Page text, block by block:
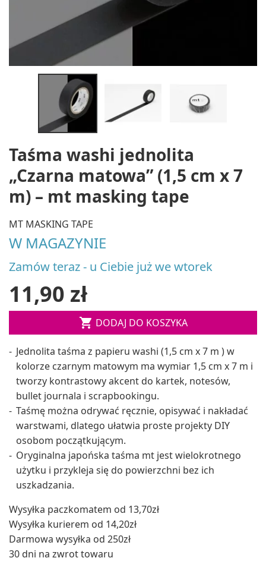
Taśma washi jednolita
„Czarna matowa” (1,5 cm x 7
m) – mt masking tape
MT MASKING TAPE
W MAGAZYNIE
Zamów teraz - u Ciebie już we wtorek
11,90 zł
 DODAJ DO KOSZYKA
Jednolita taśma z papieru washi (1,5 cm x 7 m ) w
kolorze czarnym matowym ma wymiar 1,5 cm x 7 m i
tworzy kontrastowy akcent do kartek, notesów,
bullet journala i scrapbookingu.
Taśmę można odrywać ręcznie, opisywać i nakładać
warstwami, dlatego ułatwia proste projekty DIY
osobom początkującym.
Oryginalna japońska taśma mt jest wielokrotnego
użytku i przykleja się do powierzchni bez ich
uszkadzania.
Wysyłka paczkomatem od 13,70zł
Wysyłka kurierem od 14,20zł
Darmowa wysyłka od 250zł
30 dni na zwrot towaru